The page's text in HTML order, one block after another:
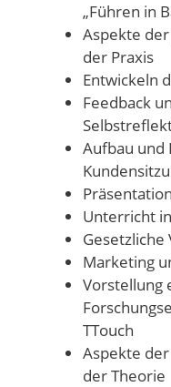
„Führen in
Aspekte
der Praxis
Entwickeln
Feedback
Aufbau
Unterricht
Marketing
Vorstellung
TTouch
Aspekte
der Theorie